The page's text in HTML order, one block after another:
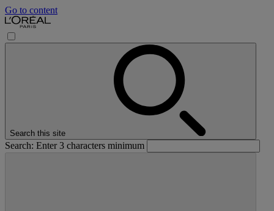
Go to content
Search this site
Search: Enter 3 characters minimum